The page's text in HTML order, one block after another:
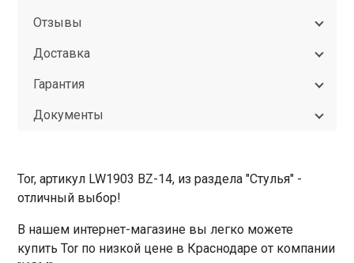
Отзывы
Доставка
Гарантия
Документы
Tor, артикул LW1903 BZ-14, из раздела "Стулья" -
отличный выбор!
В нашем интернет-магазине вы легко можете
купить Tor по низкой цене в Краснодаре от компании